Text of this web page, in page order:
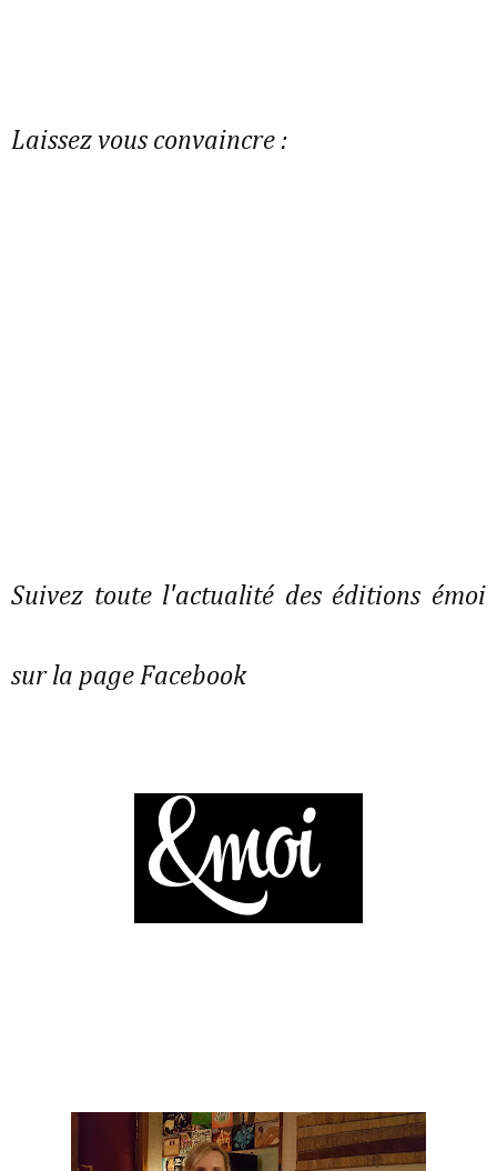
Laissez vous convaincre :
Suivez toute l'actualité des éditions émoi
sur la page Facebook